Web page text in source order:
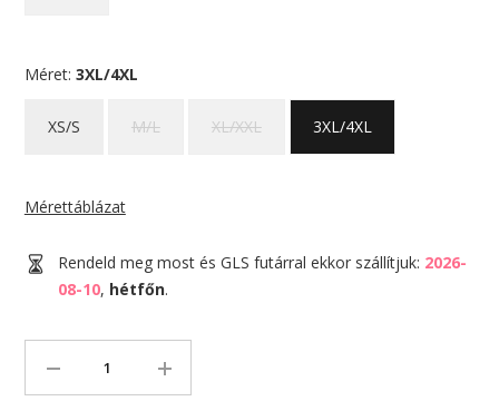
Méret: 3XL/4XL
XS/S M/L XL/XXL 3XL/4XL
Mérettáblázat
Rendeld meg most és GLS futárral ekkor szállítjuk: 2026-
08-10, hétfőn.